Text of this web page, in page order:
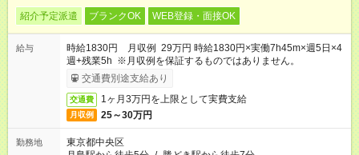
紹介予定派遣 ブランクOK WEB登録・面接OK
給与
時給1830円 月収例 29万円 時給1830円×実働7h45m×週5日×4
週+残業5h ※月収例を保証するものではありません。
交通費別途支給あり
交通費 1ヶ月3万円を上限として実費支給
月収例 25～30万円
勤務地
東京都中央区